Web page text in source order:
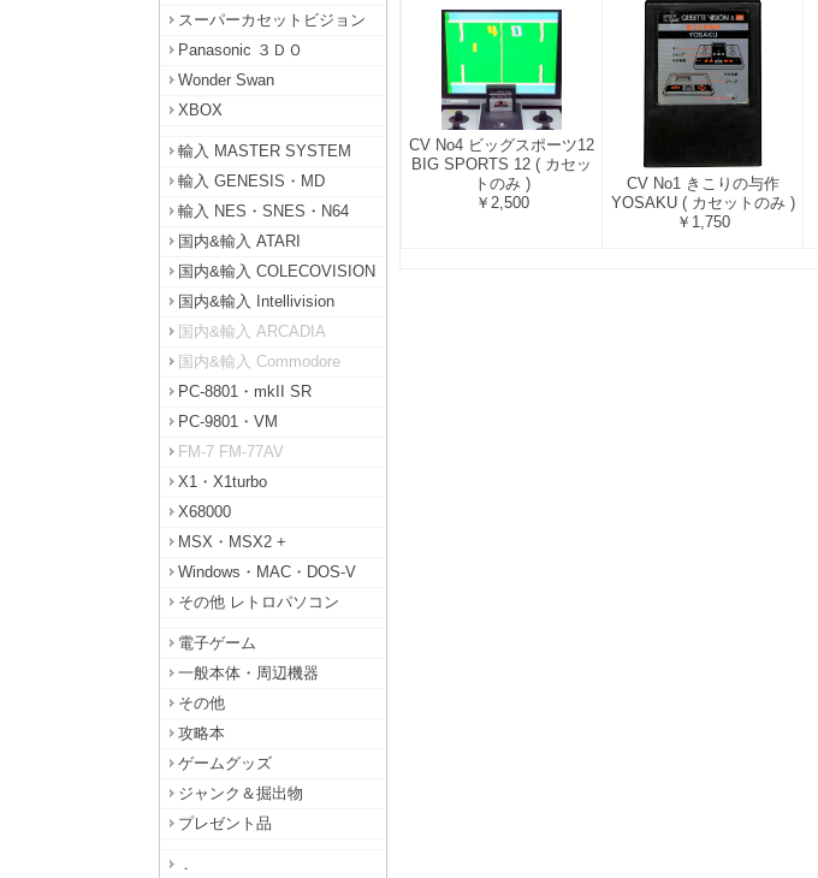
スーパーカセットビジョン
Panasonic ３ＤＯ
Wonder Swan
XBOX
輸入 MASTER SYSTEM
輸入 GENESIS・MD
輸入 NES・SNES・N64
国内&輸入 ATARI
国内&輸入 COLECOVISION
国内&輸入 Intellivision
国内&輸入 ARCADIA
国内&輸入 Commodore
PC-8801・mkII SR
PC-9801・VM
FM-7 FM-77AV
X1・X1turbo
X68000
MSX・MSX2 +
Windows・MAC・DOS-V
その他 レトロパソコン
電子ゲーム
一般本体・周辺機器
その他
攻略本
ゲームグッズ
ジャンク＆掘出物
プレゼント品
．
CV No4 ビッグスポーツ12
BIG SPORTS 12 ( カセッ
トのみ )
￥2,500
CV No1 きこりの与作
YOSAKU ( カセットのみ )
￥1,750